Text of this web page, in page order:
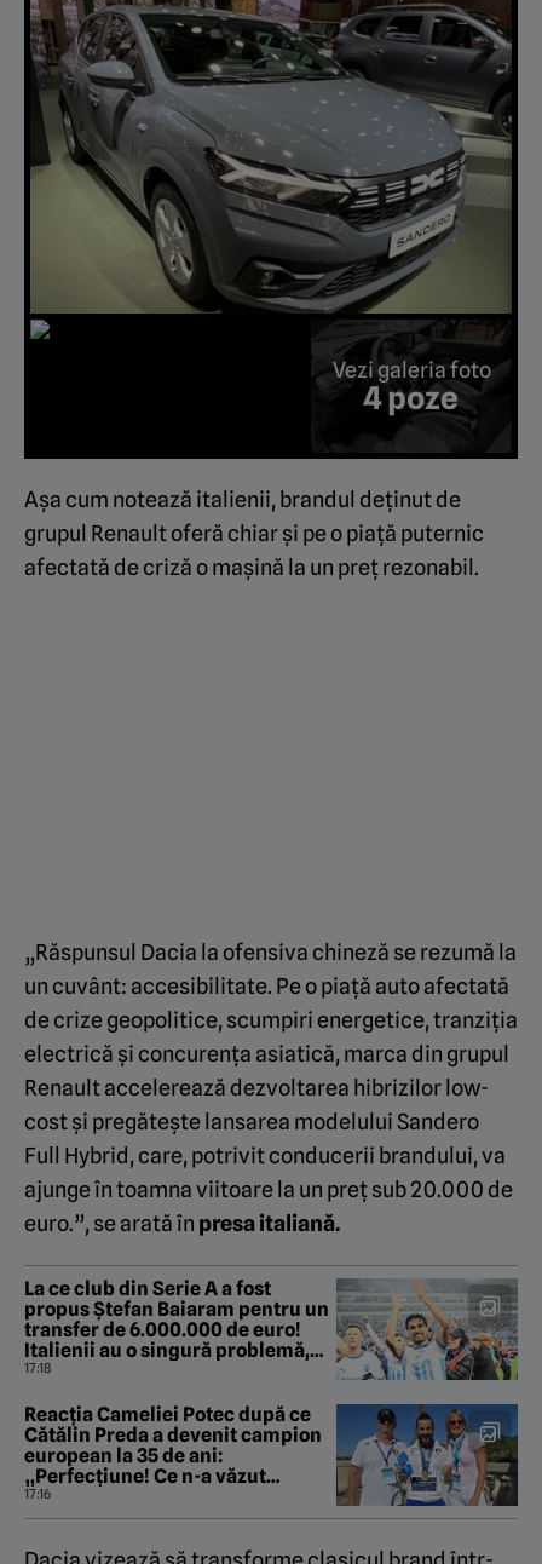
Vezi galeria foto
4 poze
Așa cum notează italienii, brandul deținut de
grupul Renault oferă chiar și pe o piață puternic
afectată de criză o mașină la un preț rezonabil.
„Răspunsul Dacia la ofensiva chineză se rezumă la
un cuvânt: accesibilitate. Pe o piață auto afectată
de crize geopolitice, scumpiri energetice, tranziția
electrică și concurența asiatică, marca din grupul
Renault accelerează dezvoltarea hibrizilor low-
cost și pregătește lansarea modelului Sandero
Full Hybrid, care, potrivit conducerii brandului, va
ajunge în toamna viitoare la un preț sub 20.000 de
euro.”, se arată în presa italiană.
La ce club din Serie A a fost
propus Ștefan Baiaram pentru un
transfer de 6.000.000 de euro!
Italienii au o singură problemă,
dar e una majoră!
17:18
Reacția Cameliei Potec după ce
Cătălin Preda a devenit campion
european la 35 de ani:
„Perfecțiune! Ce n-a văzut
Parisul!”
17:16